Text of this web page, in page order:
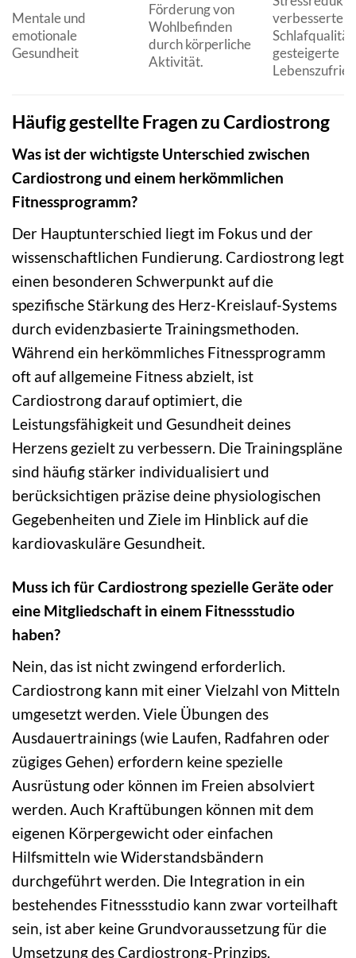
Mentale und
emotionale
Gesundheit
Förderung von
Wohlbefinden
durch körperliche
Aktivität.
verbesserte
Schlafqualität,
gesteigerte
Häufig gestellte Fragen zu Cardiostrong
Was ist der wichtigste Unterschied zwischen
Cardiostrong und einem herkömmlichen
Fitnessprogramm?
Der Hauptunterschied liegt im Fokus und der
wissenschaftlichen Fundierung. Cardiostrong legt
einen besonderen Schwerpunkt auf die
spezifische Stärkung des Herz-Kreislauf-Systems
durch evidenzbasierte Trainingsmethoden.
Während ein herkömmliches Fitnessprogramm
oft auf allgemeine Fitness abzielt, ist
Cardiostrong darauf optimiert, die
Leistungsfähigkeit und Gesundheit deines
Herzens gezielt zu verbessern. Die Trainingspläne
sind häufig stärker individualisiert und
berücksichtigen präzise deine physiologischen
Gegebenheiten und Ziele im Hinblick auf die
kardiovaskuläre Gesundheit.
Muss ich für Cardiostrong spezielle Geräte oder
eine Mitgliedschaft in einem Fitnessstudio
haben?
Nein, das ist nicht zwingend erforderlich.
Cardiostrong kann mit einer Vielzahl von Mitteln
umgesetzt werden. Viele Übungen des
Ausdauertrainings (wie Laufen, Radfahren oder
zügiges Gehen) erfordern keine spezielle
Ausrüstung oder können im Freien absolviert
werden. Auch Kraftübungen können mit dem
eigenen Körpergewicht oder einfachen
Hilfsmitteln wie Widerstandsbändern
durchgeführt werden. Die Integration in ein
bestehendes Fitnessstudio kann zwar vorteilhaft
sein, ist aber keine Grundvoraussetzung für die
Umsetzung des Cardiostrong-Prinzips.